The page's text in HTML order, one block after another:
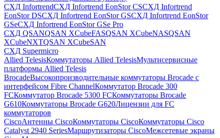
СХД InfortrendСХД Infortrend EonStor CSСХД Infortrend
EonStor DSСХД Infortrend EonStor GSСХД Infortrend EonStor
GSeСХД Infortrend EonStor GSe Pro
СХД QSANQSAN XCubeFASQSAN XCubeNASQSAN
XCubeNXTQSAN XCubeSAN
СХД Supermicro
Allied TelesisКоммутаторы Allied TelesisМультисервисные
платформы Allied Telesis
BrocadeВысокопроизводительные коммутаторы Brocade с
интерфейсом Fibre ChannelКоммутатор Brocade 300
FCКоммутатор Brocade 5300 FCКоммутаторы Brocade
G610Коммутаторы Brocade G620Лицензии для FC
коммутаторов
CiscoАнтенны CiscoКоммутаторы CiscoКоммутаторы Cisco
Catalyst 2940 SeriesМаршрутизаторы CiscoМежсетевые экраны